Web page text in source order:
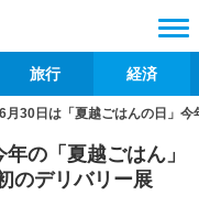
旅行 経済
6月30日は「夏越ごはんの日」
の「夏越ごはん」
のデリバリー展